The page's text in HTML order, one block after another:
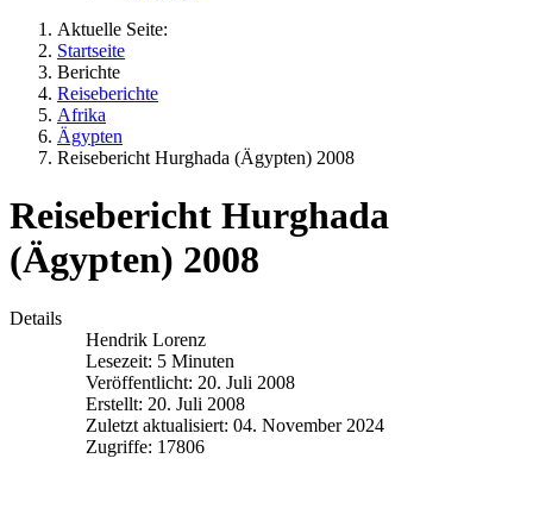
Aktuelle Seite:
Startseite
Berichte
Reiseberichte
Afrika
Ägypten
Reisebericht Hurghada (Ägypten) 2008
Reisebericht Hurghada
(Ägypten) 2008
Details
Hendrik Lorenz
Lesezeit: 5 Minuten
Veröffentlicht: 20. Juli 2008
Erstellt: 20. Juli 2008
Zuletzt aktualisiert: 04. November 2024
Zugriffe: 17806